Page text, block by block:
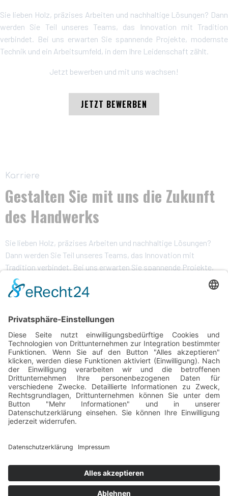
Sie lieben Holz, präzises Arbeiten und nachhaltige Lösungen? Dann
werden Sie Teil unseres Teams, das Innovation mit Tradition
verbindet. Bei uns erwarten Sie spannende Projekte, modernste
Technik und ein Arbeitsumfeld, in dem Ihre Leidenschaft zählt.
Jetzt bewerben und mit uns wachsen!
JETZT BEWERBEN
Karriere
Gestalten Sie mit uns die Zukunft
des Handwerks
Sie lieben Holz, präzises Arbeiten und nachhaltige Lösungen?
Dann werden Sie Teil unseres Teams, das Innovation mit
Tradition verbindet. Bei uns erwarten Sie spannende Projekte,
modernste Technik und ein Arbeitsumfeld, in dem Ihre
Leidenschaft zählt.
JETZT BEWERBEN
Tischlerei Ralf Goda GmbH
Vechta"
Impressum|Datenschutz
0 54 91 / 90 55 80
49401 Damme
Folgen Sie uns